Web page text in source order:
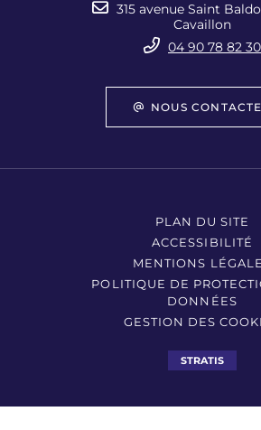
315 avenue Saint
Cavaillon
04 90 78 82 30
NOUS
PLAN DU SITE
ACCESSIBILITÉ
MENTIONS
POLITIQUE DE
DONNÉES
GESTION DES
STRATIS